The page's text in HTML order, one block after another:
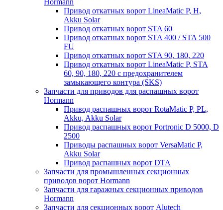
Привод откатных ворот LineaMatic P, H,
Akku Solar
Привод откатных ворот STA 60
Привод откатных ворот STA 400 / STA 500
FU
Привод откатных ворот STA 90, 180, 220
Привод откатных ворот LineaMatic P, STA
60, 90, 180, 220 с предохранителем
замыкающего контура (SKS)
Запчасти для приводов для распашных ворот
Hormann
Привод распашных ворот RotaMatic P, PL,
Akku, Akku Solar
Привод распашных ворот Portronic D 5000, D
2500
Приводы распашных ворот VersaMatic P,
Akku Solar
Привод распашных ворот DTA
Запчасти для промышленных секционных
приводов ворот Hormann
Запчасти для гаражных секционных приводов
Hormann
Запчасти для секционных ворот Alutech